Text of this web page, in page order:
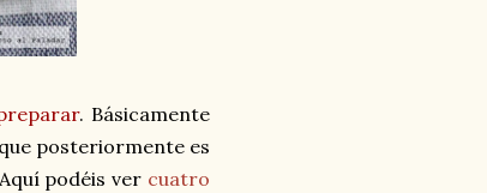
. Básicamente
posteriormente es
podéis ver cuatro